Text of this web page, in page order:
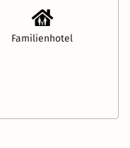
Familienhotel